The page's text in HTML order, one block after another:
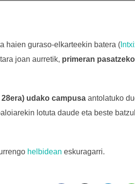
haien guraso-elkarteekin batera (
joan aurretik, primeran pasatzeko
udako campusa antolatuko
lotuta daude eta beste
helbidean eskuragarri.